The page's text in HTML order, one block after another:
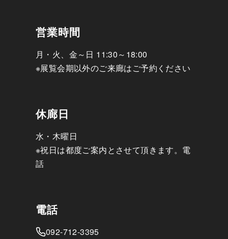
営業時間
月・火、金～日 11:30～18:00
※展覧会期以外のご来廊はご予約ください
休廊日
水・木曜日
※祝日は都度ご案内とさせて頂きます。電
話
電話
092-712-3395